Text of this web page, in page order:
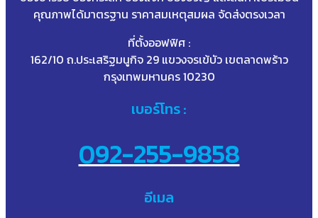
คุณภาพได้มาตรฐาน ราคาสมเหตุสมผล จัดส่งตรงเวลา
ที่ตั้งออฟฟิศ :
162/10 ถ.ประเสริฐมนูกิจ 29 แขวงจรเข้บัว เขตลาดพร้าว
กรุงเทพมหานคร 10230
เบอร์โทร :
092-255-9858
อีเมล